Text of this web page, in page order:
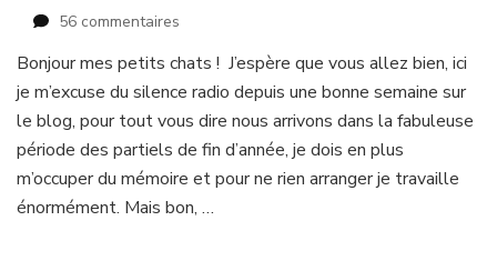
56 commentaires
de
Sakura
Bonjour mes petits chats ! J’espère que vous allez bien, ici
je m’excuse du silence radio depuis une bonne semaine sur
le blog, pour tout vous dire nous arrivons dans la fabuleuse
période des partiels de fin d’année, je dois en plus
m’occuper du mémoire et pour ne rien arranger je travaille
énormément. Mais bon, …